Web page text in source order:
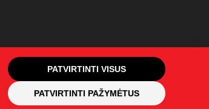
PATVIRTINTI VISUS
PATVIRTINTI PAŽYMĖTUS